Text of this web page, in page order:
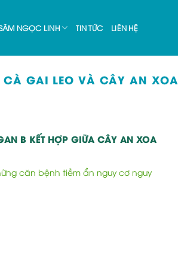
NGỌC LINH TIN TỨC LIÊN HỆ
GAI LEO VÀ CÂY AN XOA
B KẾT HỢP GIỮA CÂY AN XOA
căn bệnh tiềm ẩn nguy cơ nguy